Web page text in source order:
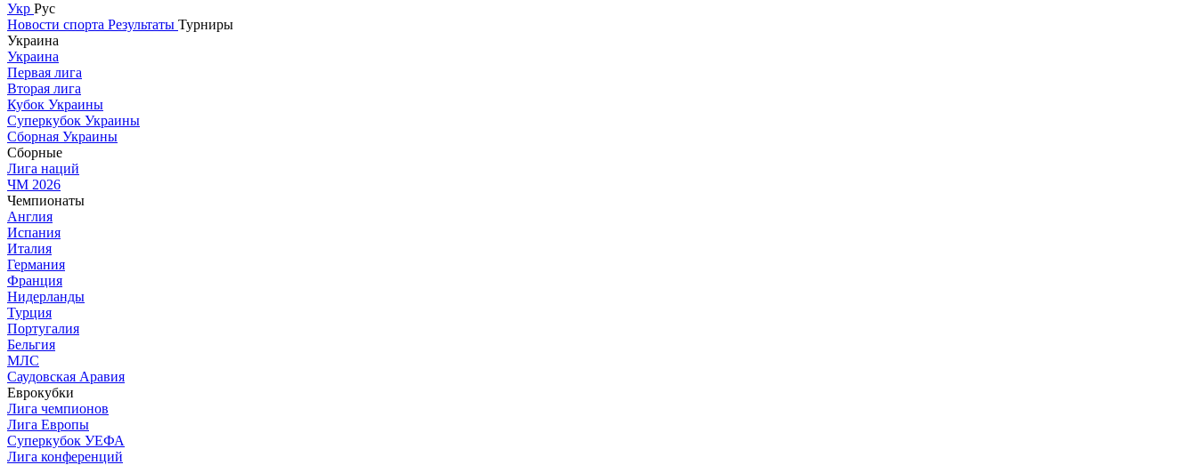
Укр Рус
Новости спорта Результаты Турниры
Украина
Украина
Первая лига
Вторая лига
Кубок Украины
Суперкубок Украины
Сборная Украины
Сборные
Лига наций
ЧМ 2026
Чемпионаты
Англия
Испания
Италия
Германия
Франция
Нидерланды
Турция
Португалия
Бельгия
МЛС
Саудовская Аравия
Еврокубки
Лига чемпионов
Лига Европы
Суперкубок УЕФА
Лига конференций